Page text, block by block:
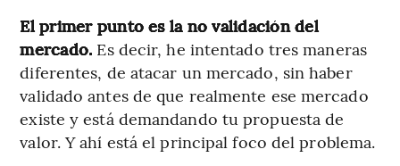
El primer punto es la no validación del
mercado. Es decir, he intentado tres maneras
diferentes, de atacar un mercado, sin haber
validado antes de que realmente ese mercado
existe y está demandando tu propuesta de
valor. Y ahí está el principal foco del problema.